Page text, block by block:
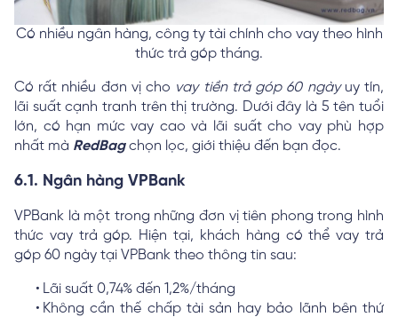
Có nhiều ngân hàng, công ty tài chính cho vay theo hình
thức trả góp tháng.
Có rất nhiều đơn vị cho vay tiền trả góp 60 ngàyuy tín,
lãi suất cạnh tranh trên thị trường. Dưới đây là 5 tên tuổi
lớn, có hạn mức vay cao và lãi suất cho vay phù hợp
nhất mà RedBagchọn lọc, giới thiệu đến bạn đọc.
6.1. Ngân hàng VPBank
VPBank là một trong những đơn vị tiên phong trong hình
thức vay trả góp. Hiện tại, khách hàng có thể vay trả
góp 60 ngày tại VPBank theo thông tin sau:
Lãi suất 0,74% đến 1,2%/tháng
Không cần thế chấp tài sản hay bảo lãnh bên thứ